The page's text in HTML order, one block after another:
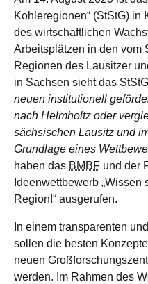
Kohleregionen“ (StStG) in
des wirtschaftlichen
Arbeitsplätzen in den vom
Regionen des Lausitzer
in Sachsen sieht das
neuen institutionell
nach Helmholtz oder
sächsischen Lausitz und
Grundlage eines
haben das BMBF und der
Ideenwettbewerb
Region!“ ausgerufen.
In einem transparenten
sollen die besten
neuen
werden. Im Rahmen des